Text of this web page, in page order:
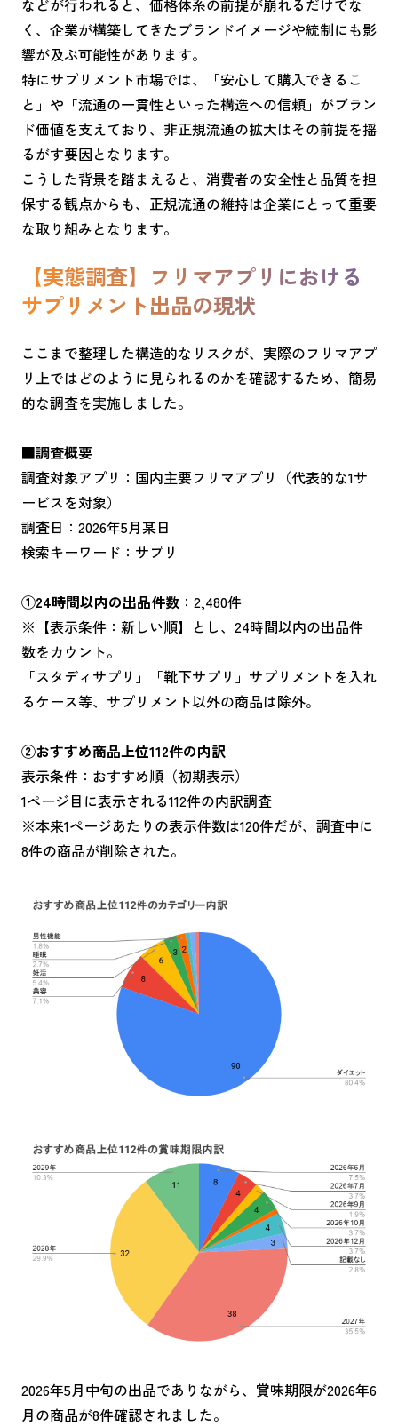
などが行われると、価格体系の前提が崩れるだけでな
く、企業が構築してきたブランドイメージや統制にも影
響が及ぶ可能性があります。
特にサプリメント市場では、「安心して購入できるこ
と」や「流通の一貫性といった構造への信頼」がブラン
ド価値を支えており、非正規流通の拡大はその前提を揺
るがす要因となります。
こうした背景を踏まえると、消費者の安全性と品質を担
保する観点からも、正規流通の維持は企業にとって重要
な取り組みとなります。
【実態調査】フリマアプリにおける
サプリメント出品の現状
ここまで整理した構造的なリスクが、実際のフリマアプ
リ上ではどのように見られるのかを確認するため、簡易
的な調査を実施しました。
■調査概要
調査対象アプリ：国内主要フリマアプリ（代表的な1サ
ービスを対象）
調査日：2026年5月某日
検索キーワード：サプリ
①24時間以内の出品件数 ：2,480件
※【表示条件：新しい順】とし、24時間以内の出品件
数をカウント。
「スタディサプリ」「靴下サプリ」サプリメントを入れ
るケース等、サプリメント以外の商品は除外。
②おすすめ商品上位112件の内訳
表示条件：おすすめ順（初期表示）
1ページ目に表示される112件の内訳調査
※本来1ページあたりの表示件数は120件だが、調査中に
8件の商品が削除された。
2026年5月中旬の出品でありながら、賞味期限が2026年6
月の商品が8件確認されました。